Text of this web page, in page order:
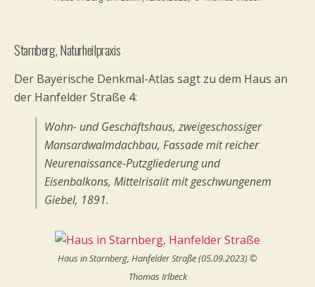
Starnberg, Naturheilpraxis
Der Bayerische Denkmal-Atlas sagt zu dem Haus an
der Hanfelder Straße 4:
Wohn- und Geschäftshaus, zweigeschossiger
Mansardwalmdachbau, Fassade mit reicher
Neurenaissance-Putzgliederung und
Eisenbalkons, Mittelrisalit mit geschwungenem
Giebel, 1891.
Haus in Starnberg, Hanfelder Straße (05.09.2023) ©
Thomas Irlbeck